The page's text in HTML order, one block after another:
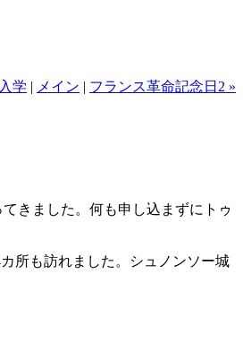
学 | メイン | フランス革命記念日2 »
きました。何も申し込まずにトゥ
所も訪れました。シュノンソー城